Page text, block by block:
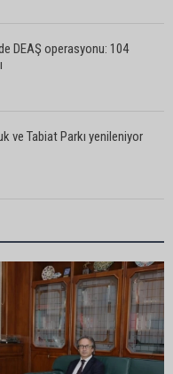
DEAŞ operasyonu: 104
ve Tabiat Parkı yenileniyor
Özkan’a ziyaret
sürüyor